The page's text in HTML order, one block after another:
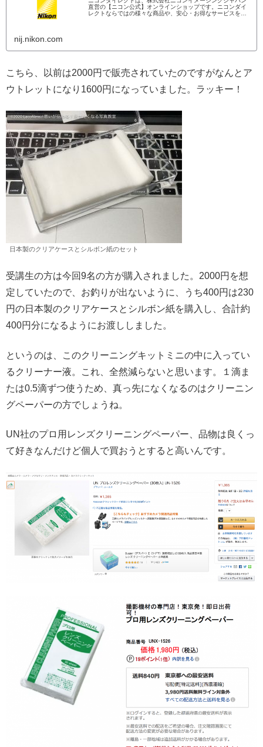
直営の【ニコン公式】オンラインショップです。ニコンダイ
レクトならではの様々な商品や、安心・お得なサービスをご
nij.nikon.com
こちら、以前は2000円で販売されていたのですがなんとア
ウトレットになり1600円になっていました。ラッキー！
日本製のクリアケースとシルボン紙のセット
受講生の方は今回9名の方が購入されました。2000円を想
定していたので、お釣りが出ないように、うち400円は230
円の日本製のクリアケースとシルボン紙を購入し、合計約
400円分になるようにお渡ししました。
というのは、このクリーニングキットミニの中に入ってい
るクリーナー液。これ、全然減らないと思います。１滴ま
たは0.5滴ずつ使うため、真っ先になくなるのはクリーニン
グペーパーの方でしょうね。
UN社のプロ用レンズクリーニングペーパー、品物は良くっ
て好きなんだけど個人で買おうとすると高いんです。